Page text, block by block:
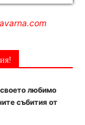
любимо
събития от